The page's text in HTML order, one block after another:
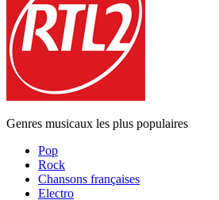
Genres musicaux les plus populaires
Pop
Rock
Chansons françaises
Electro